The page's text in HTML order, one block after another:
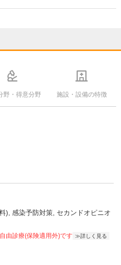
野・得意分野 施設・設備の特徴
) 感染予防対策 セカンドオピニオ
由診療(保険適用外)です 詳しく見る